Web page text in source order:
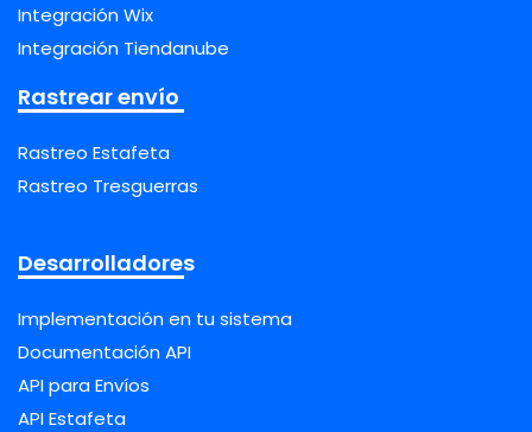
Integración Wix
Integración Tiendanube
Rastrear envío
Rastreo Estafeta
Rastreo Tresguerras
Desarrolladores
Implementación en tu sistema
Documentación API
API para Envíos
API Estafeta